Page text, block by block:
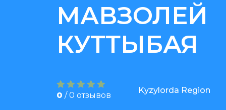
МАВЗОЛЕЙ
КУТТЫБАЯ
0 / 0 отзывов
Kyzylorda Region